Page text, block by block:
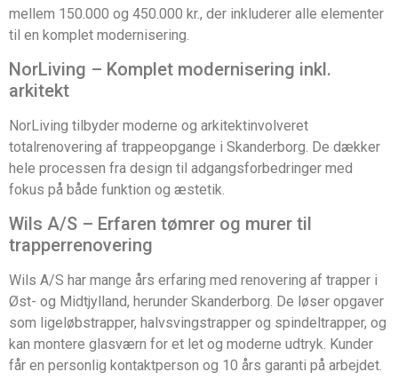
mellem 150.000 og 450.000 kr., der inkluderer alle elementer
til en komplet modernisering.
NorLiving – Komplet modernisering inkl.
arkitekt
NorLiving tilbyder moderne og arkitektinvolveret
totalrenovering af trappeopgange i Skanderborg. De dækker
hele processen fra design til adgangsforbedringer med
fokus på både funktion og æstetik.
Wils A/S – Erfaren tømrer og murer til
trapperrenovering
Wils A/S har mange års erfaring med renovering af trapper i
Øst- og Midtjylland, herunder Skanderborg. De løser opgaver
som ligeløbstrapper, halvsvingstrapper og spindeltrapper, og
kan montere glasværn for et let og moderne udtryk. Kunder
får en personlig kontaktperson og 10 års garanti på arbejdet.